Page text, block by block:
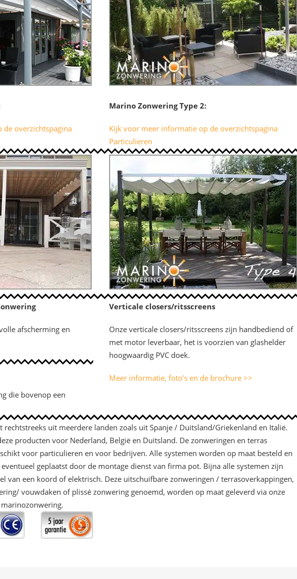
overzichtspagina
Marino Zonwering Type 2:
Kijk voor meer informatie op de overzichtspagina
Particulieren
afscherming en
die bovenop een
Verticale closers/ritsscreens
Onze verticale closers/ritsscreens zijn handbediend of
met motor leverbaar, het is voorzien van glashelder
hoogwaardig PVC doek.
Meer informatie, foto’s en de brochure >>
uit meerdere landen zoals uit Spanje / Duitsland/Griekenland en Italië.
producten voor Nederland, België en Duitsland. De zonweringen en terras
voor particulieren en voor bedrijven. Alle systemen worden op maat besteld en
geplaatst door de montage dienst van firma pot. Bijna alle systemen zijn
van een koord of elektrisch. Deze uitschuifbare zonweringen / terrasoverkappingen,
vouwdaken of plissé zonwering genoemd, worden op maat geleverd via onze